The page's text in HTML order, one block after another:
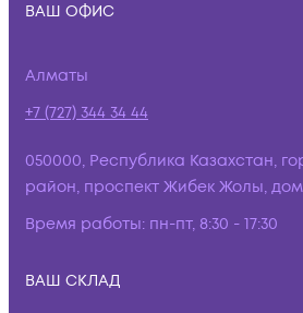
ВАШ ОФИС
Алматы
+7 (727) 344 34 44
050000, Республика Казахстан,
район, проспект Жибек Жолы, дом
Время работы: пн-пт, 8:30 - 17:30
ВАШ СКЛАД